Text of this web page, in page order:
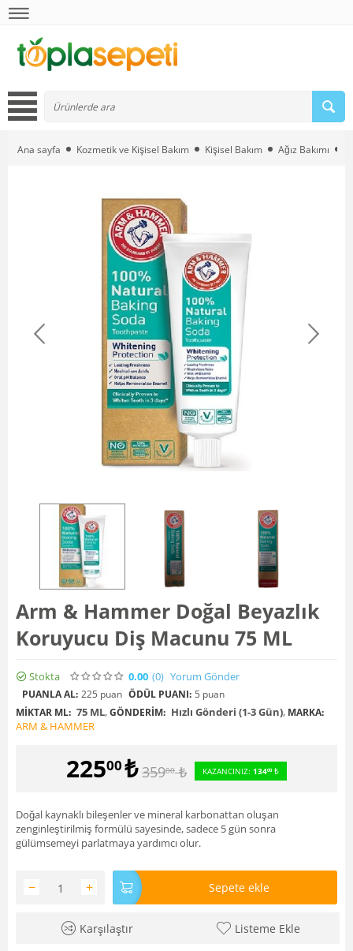
Ana sayfa Kozmetik ve Kişisel Bakım Kişisel Bakım Ağız Bakımı
Arm & Hammer Doğal Beyazlık
Koruyucu Diş Macunu 75 ML
Stokta 0.00 (0) Yorum Gönder
PUANLA AL: 225 puan ÖDÜL PUANI: 5 puan
MIKTAR ML: 75 ML,GÖNDERIM: Hızlı Gönderi (1-3 Gün), MARKA:
ARM & HAMMER
22500₺ 35900 ₺ KAZANCINIZ: 13400₺
Doğal kaynaklı bileşenler ve mineral karbonattan oluşan
zenginleştirilmiş formülü sayesinde, sadece 5 gün sonra
gülümsemeyi parlatmaya yardımcı olur.
+
− Sepete ekle
Karşılaştır Listeme Ekle